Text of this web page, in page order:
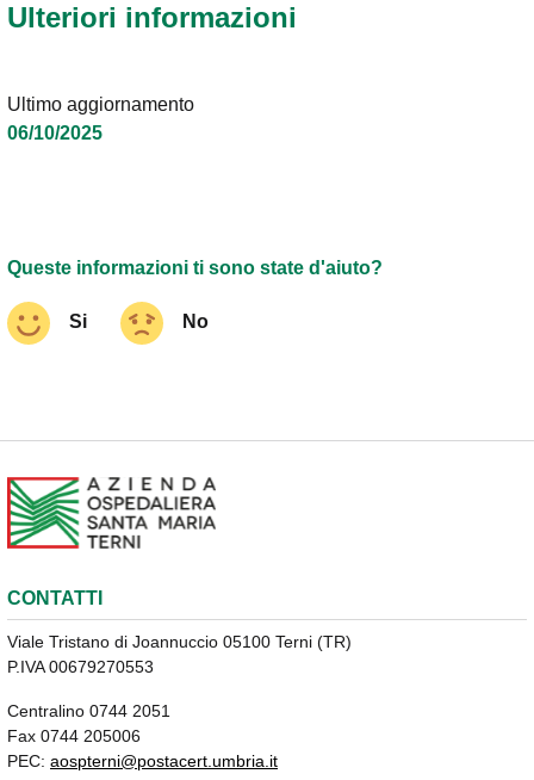
Ulteriori informazioni
Ultimo aggiornamento
06/10/2025
Queste informazioni ti sono state d'aiuto?
Si No
CONTATTI
Viale Tristano di Joannuccio 05100 Terni (TR)
P.IVA 00679270553
Centralino 0744 2051
Fax 0744 205006
PEC: aospterni@postacert.umbria.it